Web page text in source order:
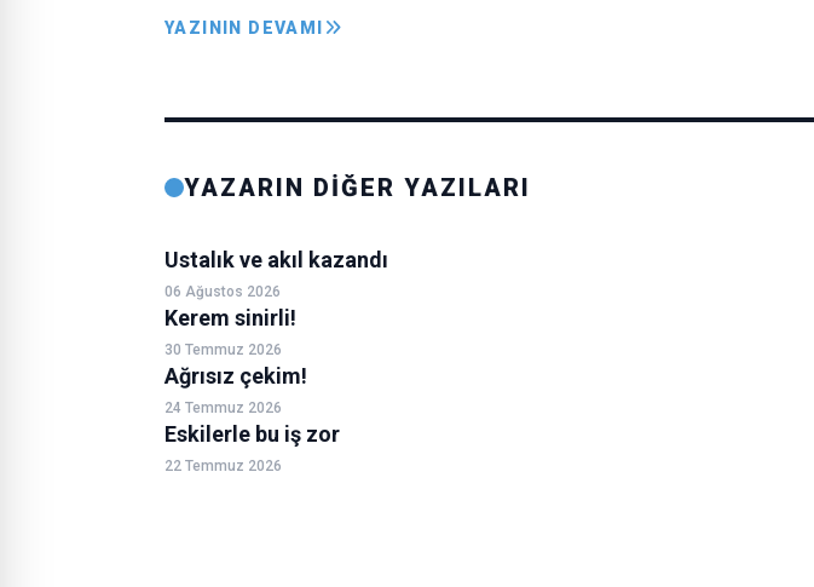
YAZININ DEVAMI
YAZARIN DİĞER YAZILARI
Ustalık ve akıl kazandı
06 Ağustos 2026
Kerem sinirli!
30 Temmuz 2026
Ağrısız çekim!
24 Temmuz 2026
Eskilerle bu iş zor
22 Temmuz 2026